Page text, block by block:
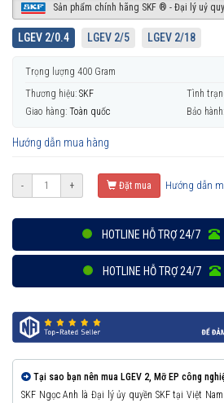
Sản phẩm chính hãng SKF ® - Đại lý uỷ
LGEV 2/0.4 LGEV 2/5 LGEV 2/18
Trọng lượng 400 Gram
Thương hiệu: SKF Tình
Giao hàng: Toàn quốc Bảo hành:
Hướng dẫn mua hàng
- + Đặt mua Hướng dẫn
HOTLINE HỖ TRỢ 24/7
HOTLINE HỖ TRỢ 24/7
Tại sao bạn nên mua LGEV 2, Mỡ EP công
SKF Ngọc Anh là Đại lý ủy quyền SKF tại Việt